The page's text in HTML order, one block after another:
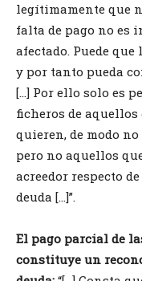
legítimamente que
falta de pago no es
afectado. Puede
y por tanto pueda
[…] Por ello solo es
ficheros de aquellos
quieren, de modo
pero no aquellos
acreedor respecto
deuda […]”.
El pago parcial de
constituye un